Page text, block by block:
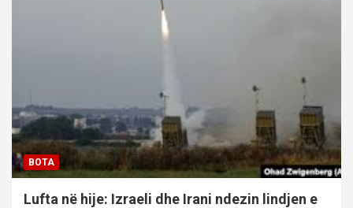
BOTA
Lufta në hije: Izraeli dhe Irani ndezin lindjen e